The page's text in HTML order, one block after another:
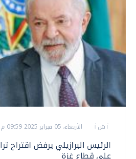
أ ش أ الأربعاء، 05 فبراير 2025 09:59 م
الرئيس البرازيلي يرفض اقتراح
على قطاع غزة